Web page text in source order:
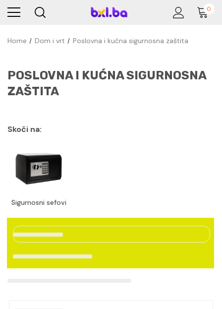
0
Home Dom i vrt Poslovna i kućna sigurnosna zaštita
POSLOVNA I KUĆNA SIGURNOSNA
ZAŠTITA
Skoči na:
Sigurnosni sefovi